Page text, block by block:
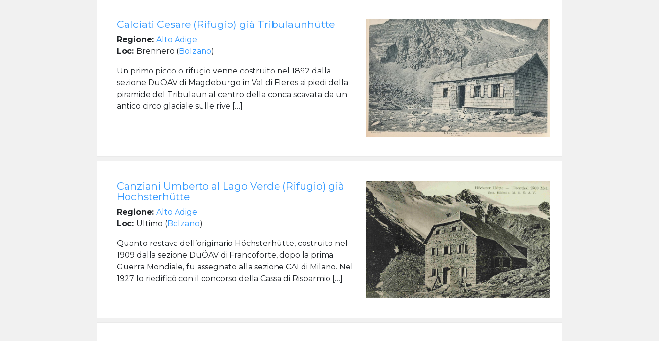
Calciati Cesare (Rifugio) già Tribulaunhütte
Regione: Alto Adige
Loc: Brennero (Bolzano)
Un primo piccolo rifugio venne costruito nel 1892 dalla
sezione DuÖAV di Magdeburgo in Val di Fleres ai piedi della
piramide del Tribulaun al centro della conca scavata da un
antico circo glaciale sulle rive […]
Canziani Umberto al Lago Verde (Rifugio) già
Hochsterhütte
Regione: Alto Adige
Loc: Ultimo (Bolzano)
Quanto restava dell’originario Höchsterhütte, costruito nel
1909 dalla sezione DuÖAV di Francoforte, dopo la prima
Guerra Mondiale, fu assegnato alla sezione CAI di Milano. Nel
1927 lo riedificò con il concorso della Cassa di Risparmio […]